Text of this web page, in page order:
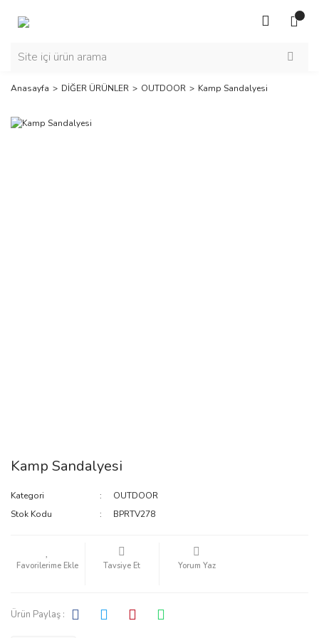
Anasayfa DİĞER ÜRÜNLER OUTDOOR Kamp Sandalyesi
Kamp Sandalyesi
Kategori
OUTDOOR
Stok Kodu
BPRTV278
Tavsiye Et Yorum Yaz
Ürün Paylaş :